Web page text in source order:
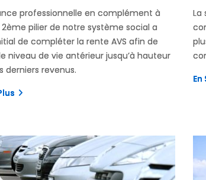
professionnelle en complément à
2ème pilier de notre système social a
de compléter la rente AVS afin de
niveau de vie antérieur jusqu’à hauteur
derniers revenus.
La